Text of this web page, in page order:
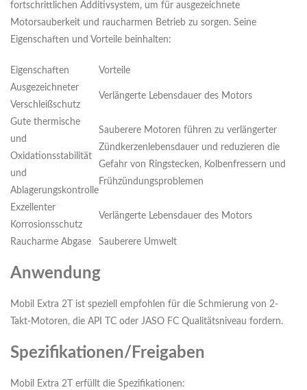
fortschrittlichen Additivsystem, um für ausgezeichnete
Motorsauberkeit und raucharmen Betrieb zu sorgen. Seine
Eigenschaften und Vorteile beinhalten:
Eigenschaften
Vorteile
Ausgezeichneter
Verschleißschutz
Verlängerte Lebensdauer des Motors
Gute thermische
und
Oxidationsstabilität
und
Ablagerungskontrolle
Sauberere Motoren führen zu verlängerter
Zündkerzenlebensdauer und reduzieren die
Gefahr von Ringstecken, Kolbenfressern und
Frühzündungsproblemen
Exzellenter
Korrosionsschutz
Verlängerte Lebensdauer des Motors
Raucharme Abgase Sauberere Umwelt
Anwendung
Mobil Extra 2T ist speziell empfohlen für die Schmierung von 2-
Takt-Motoren, die API TC oder JASO FC Qualitätsniveau fordern.
Spezifikationen/Freigaben
Mobil Extra 2T erfüllt die Spezifikationen: